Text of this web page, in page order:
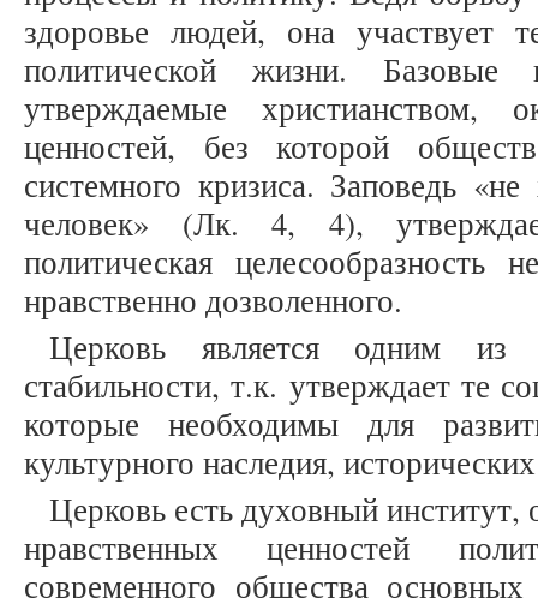
здоровье людей, она участвует
политической жизни. Базовые
утверждаемые христианством,
ценностей, без которой
системного кризиса. Заповедь
человек» (Лк. 4, 4),
политическая целесообразность
нравственно дозволенного.
Церковь является одним из
стабильности, т.к. утверждает те
которые необходимы для
культурного наследия,
Церковь есть духовный институт,
нравственных ценностей
современного общества